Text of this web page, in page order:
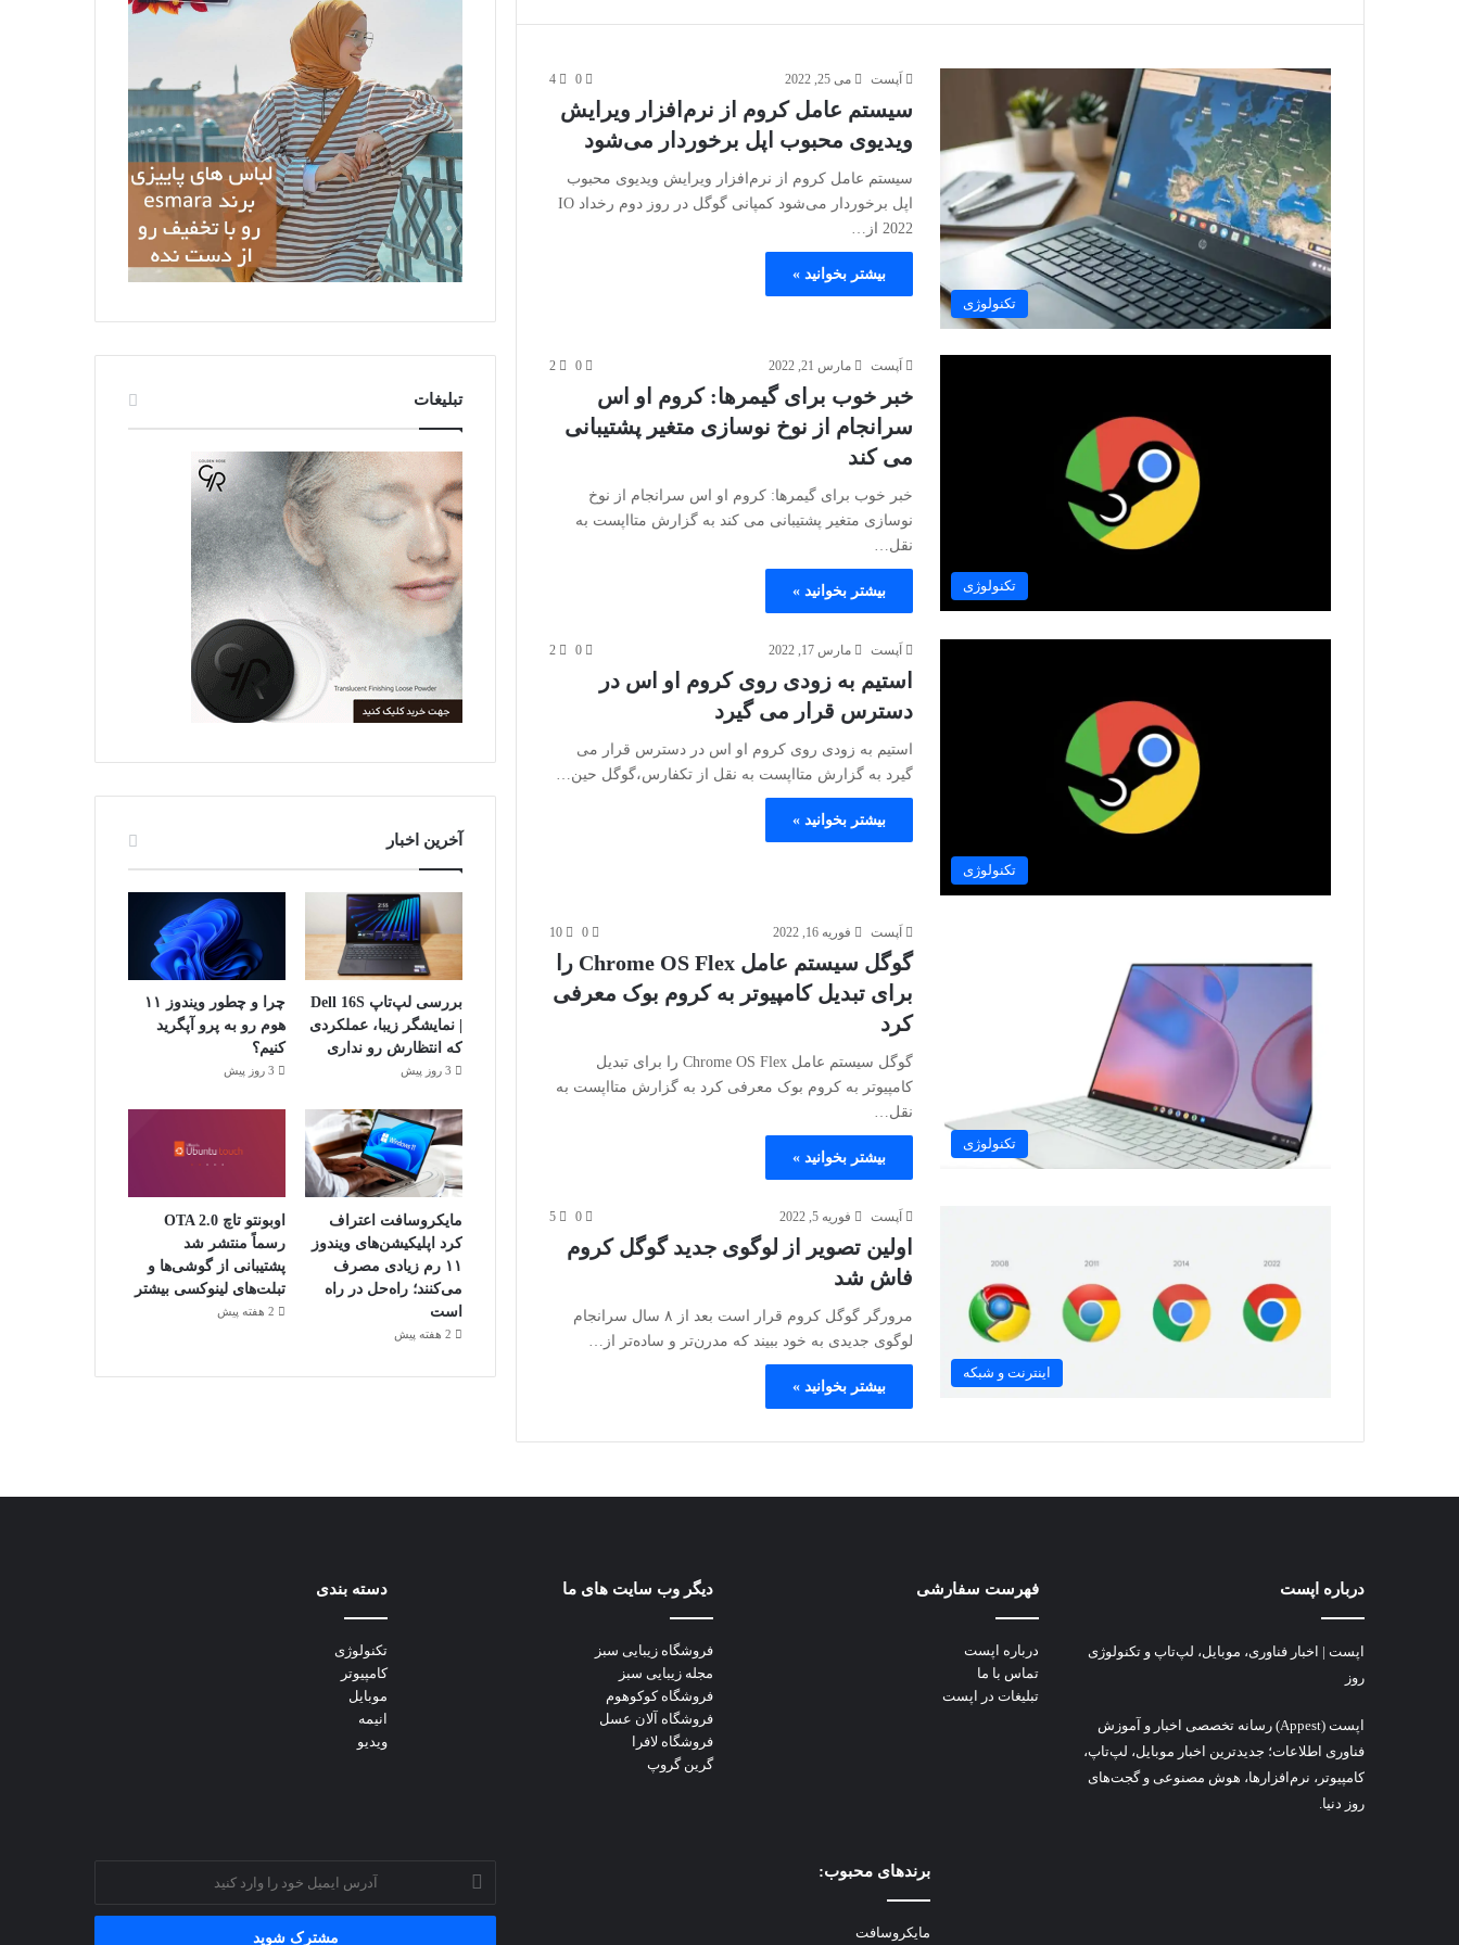
تکنولوژی
اَپست می 25, 2022 0
4
سیستم عامل کروم از نرم‌افزار ویرایش
ویدیوی محبوب اپل برخوردار می‌شود
سیستم عامل کروم از نرم‌افزار ویرایش ویدیوی محبوب
اپل برخوردار می‌شود کمپانی گوگل در روز دوم رخداد IO
2022 از…
بیشتر بخوانید »
تکنولوژی
اَپست مارس 21, 2022 0
2
خبر خوب برای گیمرها: کروم او اس
سرانجام از نوخ نوسازی متغیر پشتیبانی
می کند
خبر خوب برای گیمرها: کروم او اس سرانجام از نوخ
نوسازی متغیر پشتیبانی می کند به گزارش متااپست به
نقل…
بیشتر بخوانید »
تکنولوژی
اَپست مارس 17, 2022 0
2
استیم به زودی روی کروم او اس در
دسترس قرار می گیرد
استیم به زودی روی کروم او اس در دسترس قرار می
گیرد به گزارش متااپست به نقل از تکفارس،گوگل حین…
بیشتر بخوانید »
تکنولوژی
اَپست فوریه 16, 2022 0
10
گوگل سیستم عامل Chrome OS Flex را
برای تبدیل کامپیوتر به کروم بوک معرفی
کرد
گوگل سیستم عامل Chrome OS Flex را برای تبدیل
کامپیوتر به کروم بوک معرفی کرد به گزارش متااپست به
نقل…
بیشتر بخوانید »
اینترنت و شبکه
اَپست فوریه 5, 2022 0
5
اولین تصویر از لوگوی جدید گوگل کروم
فاش شد
مرورگر گوگل کروم قرار است بعد از ۸ سال سرانجام
لوگوی جدیدی به خود ببیند که مدرن‌تر و ساده‌تر از…
بیشتر بخوانید »
تبلیغات
آخرین اخبار
بررسی لپ‌تاپ Dell 16S
| نمایشگر زیبا، عملکردی
که انتظارش رو نداری
3 روز پیش
چرا و چطور ویندوز ۱۱
هوم رو به پرو آپگرید
کنیم؟
3 روز پیش
مایکروسافت اعتراف
کرد اپلیکیشن‌های ویندوز
۱۱ رم زیادی مصرف
می‌کنند؛ راه‌حل در راه
است
2 هفته پیش
اوبونتو تاچ OTA 2.0
رسماً منتشر شد
پشتیبانی از گوشی‌ها و
تبلت‌های لینوکسی بیشتر
2 هفته پیش
درباره اپست
اپست | اخبار فناوری، موبایل، لپ‌تاپ و تکنولوژی
روز
اپست (Appest) رسانه تخصصی اخبار و آموزش
فناوری اطلاعات؛ جدیدترین اخبار موبایل، لپ‌تاپ،
کامپیوتر، نرم‌افزارها، هوش مصنوعی و گجت‌های
روز دنیا.
فهرست سفارشی
درباره اپست
تماس با ما
تبلیغات در اپست
دیگر وب سایت های ما
فروشگاه زیبایی سبز
مجله زیبایی سبز
فروشگاه کوکوهوم
فروشگاه آلان عسل
فروشگاه لافرا
گرین گروپ
دسته بندی
تکنولوژی
کامپیوتر
موبایل
انیمه
ویدیو
برندهای محبوب:
مایکروسافت
آدرس
خود